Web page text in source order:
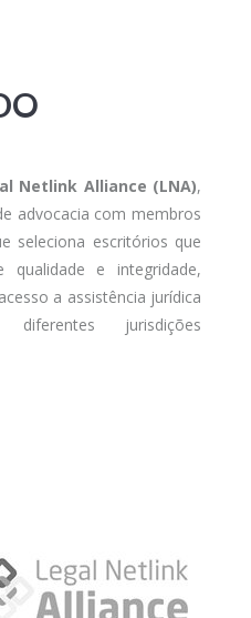
Netlink Alliance (LNA),
advocacia com membros
seleciona escritórios que
e integridade,
a assistência jurídica
jurisdições